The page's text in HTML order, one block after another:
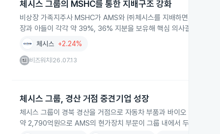
체시스 그룹의 MSHC를 통한 지배구조 강화
비상장 가족지주사 MSHC가 AMS와 ㈜체시스를 지배하면서 체시스
장과 아들이 각각 약 39%, 36% 지분을 보유해 핵심 의사결정권을
체시스 +2.24%
비즈워치 26.07.13
체시스 그룹, 경산 거점 중견기업 성장
체시스 그룹이 경북 경산을 거점으로 자동차 부품과 바이오 분야에
약 2,790억원으로 AMS의 현가장치 부문이 그룹 내에서 두 배 이상